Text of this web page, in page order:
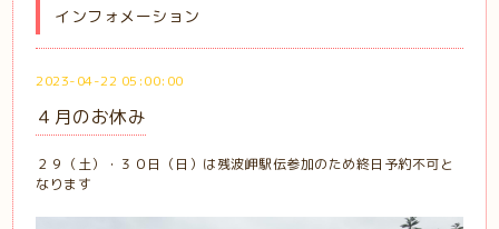
インフォメーション
2023-04-22 05:00:00
４月のお休み
２９（土）・３０日（日）は残波岬駅伝参加のため終日予約不可と
なります